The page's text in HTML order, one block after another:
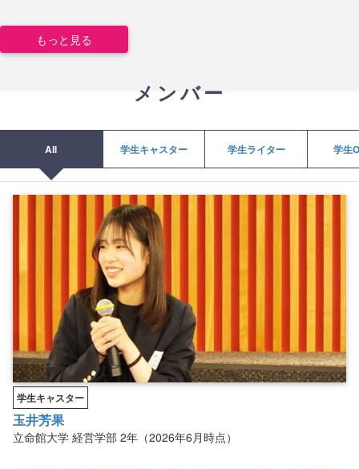
もっと見る
メンバー
All 学生キャスター 学生ライター 学生
学生キャスター
玉井芳果
立命館大学 経営学部 2年（2026年6月時点）